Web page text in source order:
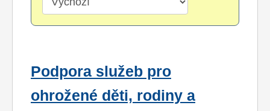
Podpora služeb pro
ohrožené děti, rodiny a